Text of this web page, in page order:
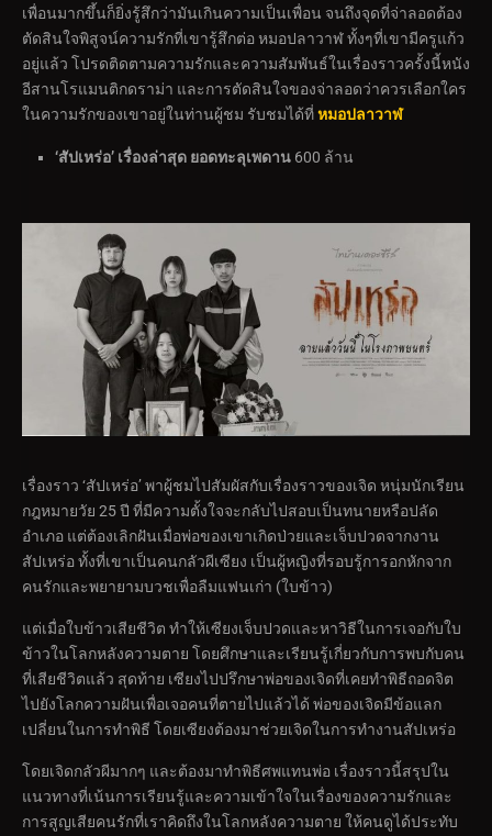
เพื่อนมากขึ้นก็ยิ่งรู้สึกว่ามันเกินความเป็นเพื่อน จนถึงจุดที่จ่าลอดต้อง
ตัดสินใจพิสูจน์ความรักที่เขารู้สึกต่อ หมอปลาวาฬ ทั้งๆที่เขามีครูแก้ว
อยู่แล้ว โปรดติดตามความรักและความสัมพันธ์ในเรื่องราวครั้งนี้หนัง
อีสานโรแมนติกดราม่า และการตัดสินใจของจ่าลอดว่าควรเลือกใคร
ในความรักของเขาอยู่ในท่านผู้ชม รับชมได้ที่หมอปลาวาฬ
‘สัปเหร่อ’ เรื่องล่าสุด ยอดทะลุเพดาน 600 ล้าน
เรื่องราว ‘สัปเหร่อ’ พาผู้ชมไปสัมผัสกับเรื่องราวของเจิด หนุ่มนักเรียน
กฎหมายวัย 25 ปี ที่มีความตั้งใจจะกลับไปสอบเป็นทนายหรือปลัด
อำเภอ แต่ต้องเลิกฝันเมื่อพ่อของเขาเกิดป่วยและเจ็บปวดจากงาน
สัปเหร่อ ทั้งที่เขาเป็นคนกลัวผีเซียง เป็นผู้หญิงที่รอบรู้การอกหักจาก
คนรักและพยายามบวชเพื่อลืมแฟนเก่า (ใบข้าว)
แต่เมื่อใบข้าวเสียชีวิต ทำให้เซียงเจ็บปวดและหาวิธีในการเจอกับใบ
ข้าวในโลกหลังความตาย โดยศึกษาและเรียนรู้เกี่ยวกับการพบกับคน
ที่เสียชีวิตแล้ว สุดท้าย เซียงไปปรึกษาพ่อของเจิดที่เคยทำพิธีถอดจิต
ไปยังโลกความฝันเพื่อเจอคนที่ตายไปแล้วได้ พ่อของเจิดมีข้อแลก
เปลี่ยนในการทำพิธี โดยเซียงต้องมาช่วยเจิดในการทำงานสัปเหร่อ
โดยเจิดกลัวผีมากๆ และต้องมาทำพิธีศพแทนพ่อ เรื่องราวนี้สรุปใน
แนวทางที่เน้นการเรียนรู้และความเข้าใจในเรื่องของความรักและ
การสูญเสียคนรักที่เราคิดถึงในโลกหลังความตาย ให้คนดูได้ประทับ